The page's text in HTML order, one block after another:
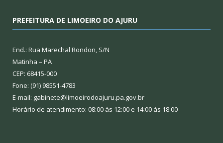
PREFEITURA DE LIMOEIRO DO AJURU
End.: Rua Marechal Rondon, S/N
Matinha – PA
CEP: 68415-000
Fone: (91) 98551-4783
E-mail: gabinete@limoeirodoajuru.pa.gov.br
Horário de atendimento: 08:00 às 12:00 e 14:00 às 18:00